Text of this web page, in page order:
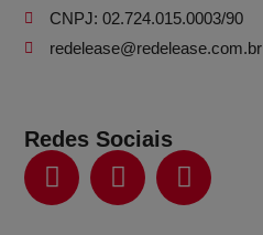
CNPJ: 02.724.015.0003/90
redelease@redelease.com.br
Redes Sociais